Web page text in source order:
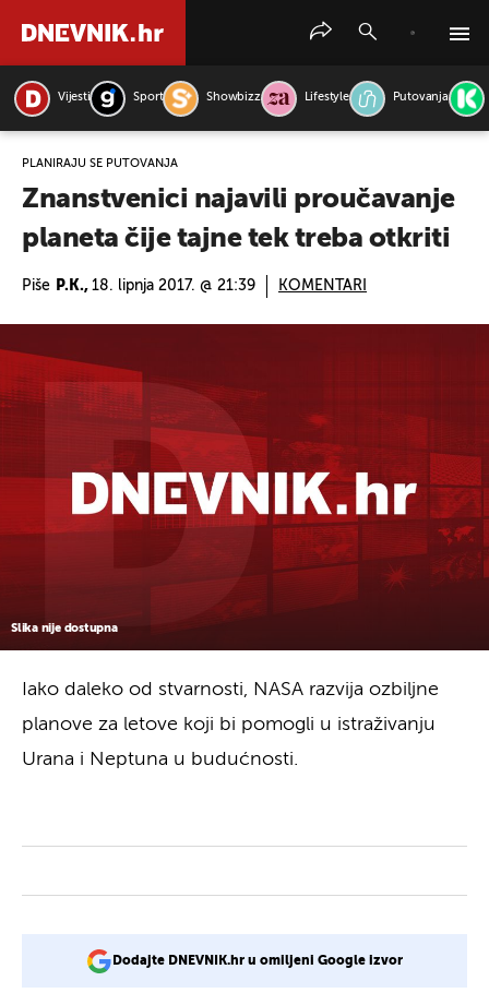
Vijesti Sport Showbizz Lifestyle Putovanja
PLANIRAJU SE PUTOVANJA
Znanstvenici najavili proučavanje
planeta čije tajne tek treba otkriti
Piše P.K., 18. lipnja 2017. @ 21:39 KOMENTARI
Slika nije dostupna
Iako daleko od stvarnosti, NASA razvija ozbiljne
planove za letove koji bi pomogli u istraživanju
Urana i Neptuna u budućnosti.
Dodajte DNEVNIK.hr u omiljeni Google izvor
PRETRAŽITE VIJESTI